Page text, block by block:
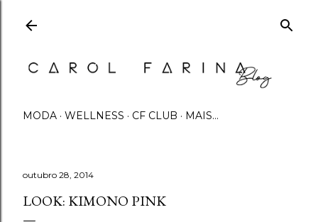
MODA WELLNESS CF CLUB MAIS…
outubro 28, 2014
LOOK: KIMONO PINK